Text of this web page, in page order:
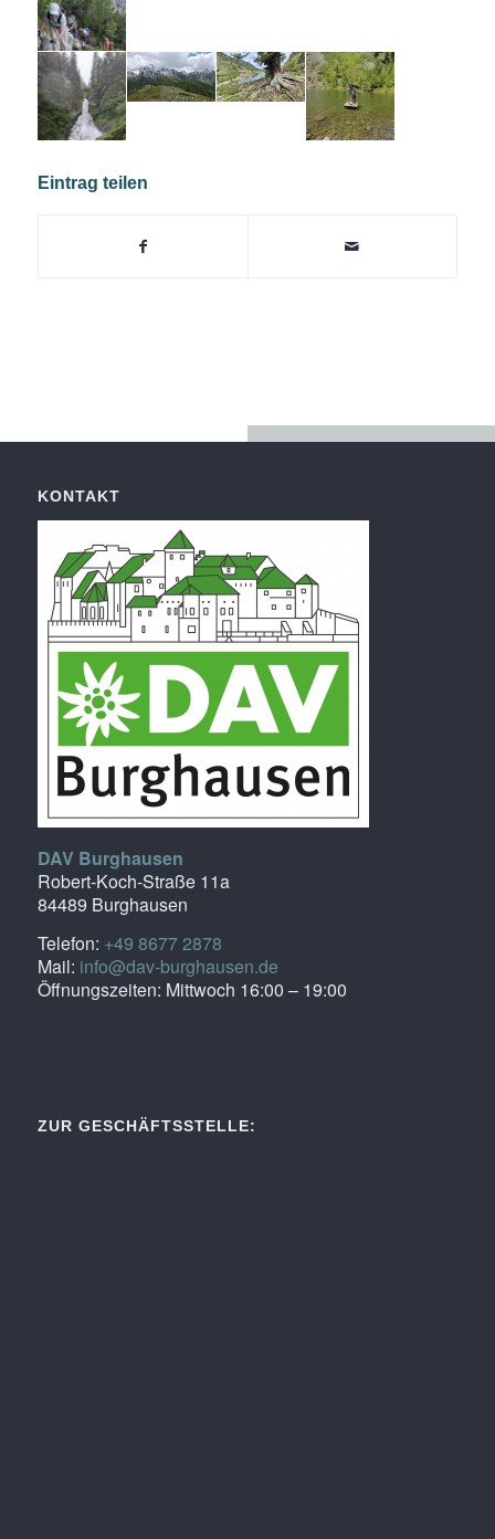
Eintrag teilen
KONTAKT
DAV Burghausen
Robert-Koch-Straße 11a
84489 Burghausen
Telefon: +49 8677 2878
Mail: info@dav-burghausen.de
Öffnungszeiten: Mittwoch 16:00 – 19:00
ZUR GESCHÄFTSSTELLE: